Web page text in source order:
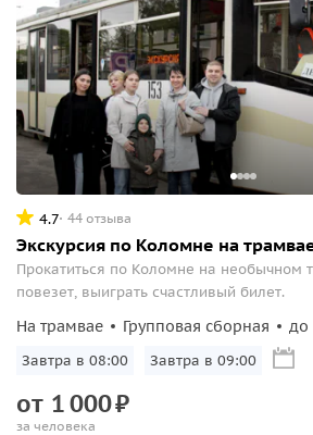
4.7 44 отзыва
Экскурсия по Коломне на
Прокатиться по Коломне на необычном
повезет, выиграть счастливый билет.
На трамвае Групповая сборная до
Завтра в 08:00 Завтра в 09:00
от 1000₽
за человека